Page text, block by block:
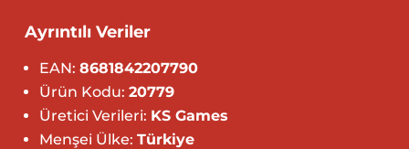
Ayrıntılı Veriler
EAN: 8681842207790
Ürün Kodu: 20779
Üretici Verileri: KS Games
Menşei Ülke: Türkiye